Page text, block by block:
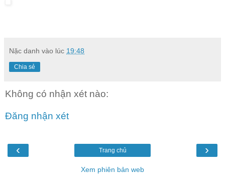
Nặc danh vào lúc 19:48
Chia sẻ
Không có nhận xét nào:
Đăng nhận xét
‹ ›
Trang chủ
Xem phiên bản web